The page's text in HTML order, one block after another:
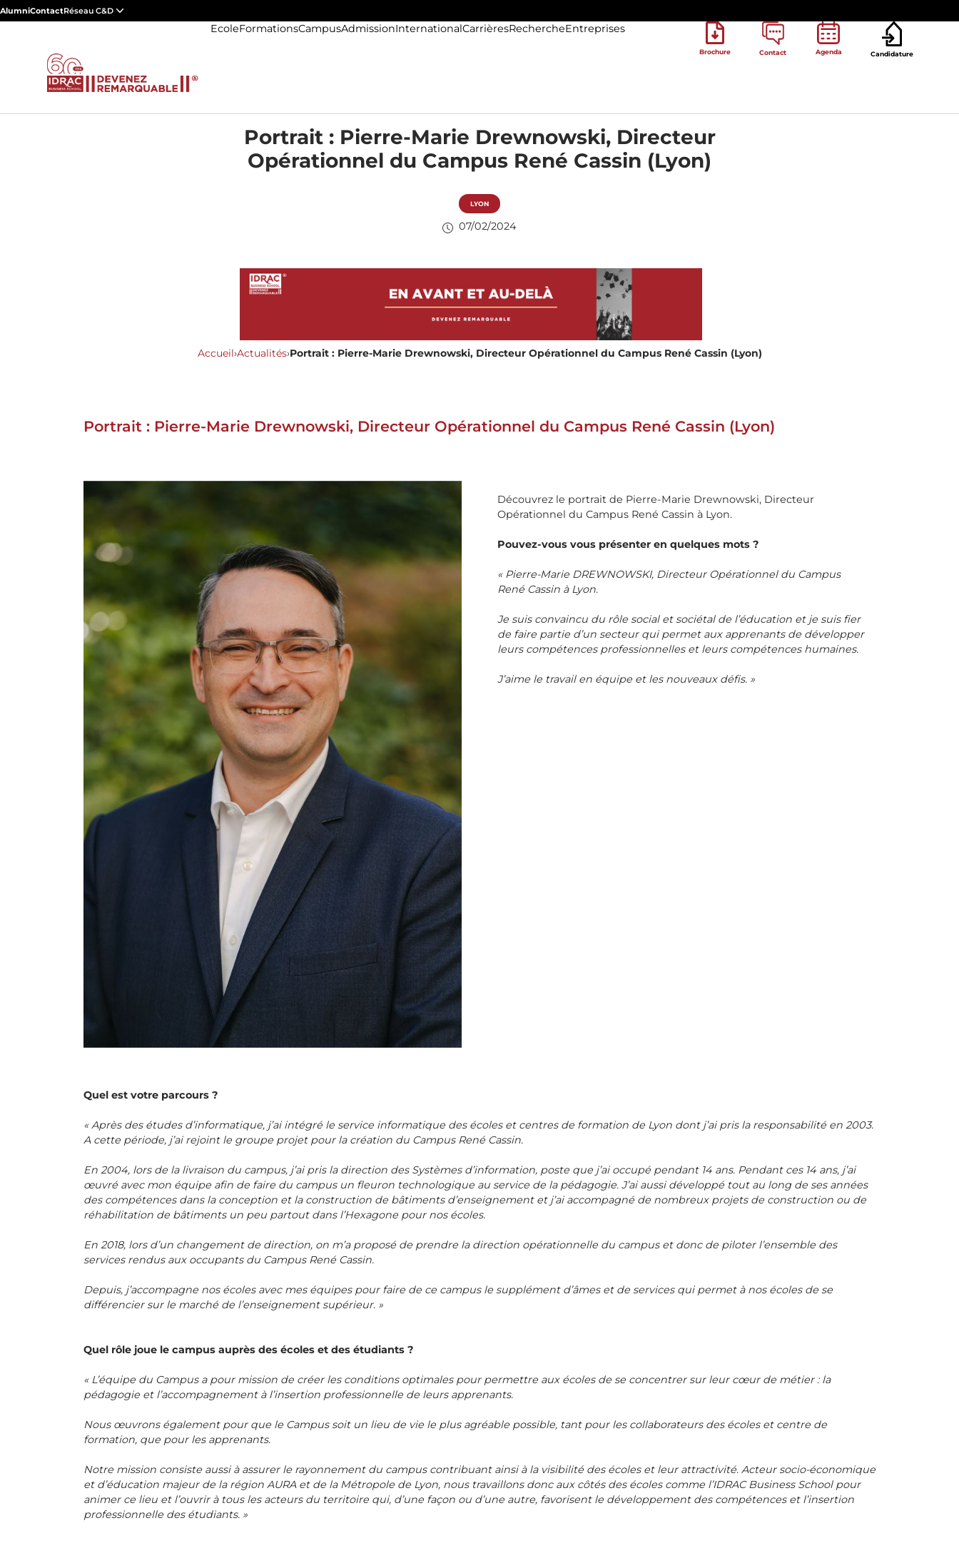
AlumniContactRéseau C&D
EcoleFormationsCampusAdmissionInternationalCarrièresRechercheEntreprises
Brochure Contact Agenda Candidature
Portrait : Pierre-Marie Drewnowski, Directeur
Opérationnel du Campus René Cassin (Lyon)
LYON
07/02/2024
Accueil›Actualités›Portrait : Pierre-Marie Drewnowski, Directeur Opérationnel du Campus René Cassin (Lyon)
Portrait : Pierre-Marie Drewnowski, Directeur Opérationnel du Campus René Cassin (Lyon)
Découvrez le portrait de Pierre-Marie Drewnowski, Directeur
Opérationnel du Campus René Cassin à Lyon.
Pouvez-vous vous présenter en quelques mots ?
« Pierre-Marie DREWNOWSKI, Directeur Opérationnel du Campus
René Cassin à Lyon.
Je suis convaincu du rôle social et sociétal de l’éducation et je suis fier
de faire partie d’un secteur qui permet aux apprenants de développer
leurs compétences professionnelles et leurs compétences humaines.
J’aime le travail en équipe et les nouveaux défis. »
Quel est votre parcours ?
« Après des études d’informatique, j’ai intégré le service informatique des écoles et centres de formation de Lyon dont j’ai pris la responsabilité en 2003.
A cette période, j’ai rejoint le groupe projet pour la création du Campus René Cassin.
En 2004, lors de la livraison du campus, j’ai pris la direction des Systèmes d’information, poste que j’ai occupé pendant 14 ans. Pendant ces 14 ans, j’ai
œuvré avec mon équipe afin de faire du campus un fleuron technologique au service de la pédagogie. J’ai aussi développé tout au long de ses années
des compétences dans la conception et la construction de bâtiments d’enseignement et j’ai accompagné de nombreux projets de construction ou de
réhabilitation de bâtiments un peu partout dans l’Hexagone pour nos écoles.
En 2018, lors d’un changement de direction, on m’a proposé de prendre la direction opérationnelle du campus et donc de piloter l’ensemble des
services rendus aux occupants du Campus René Cassin.
Depuis, j’accompagne nos écoles avec mes équipes pour faire de ce campus le supplément d’âmes et de services qui permet à nos écoles de se
différencier sur le marché de l’enseignement supérieur. »
Quel rôle joue le campus auprès des écoles et des étudiants ?
« L’équipe du Campus a pour mission de créer les conditions optimales pour permettre aux écoles de se concentrer sur leur cœur de métier : la
pédagogie et l’accompagnement à l’insertion professionnelle de leurs apprenants.
Nous œuvrons également pour que le Campus soit un lieu de vie le plus agréable possible, tant pour les collaborateurs des écoles et centre de
formation, que pour les apprenants.
Notre mission consiste aussi à assurer le rayonnement du campus contribuant ainsi à la visibilité des écoles et leur attractivité. Acteur socio-économique
et d’éducation majeur de la région AURA et de la Métropole de Lyon, nous travaillons donc aux côtés des écoles comme l’IDRAC Business School pour
animer ce lieu et l’ouvrir à tous les acteurs du territoire qui, d’une façon ou d’une autre, favorisent le développement des compétences et l’insertion
professionnelle des étudiants. »